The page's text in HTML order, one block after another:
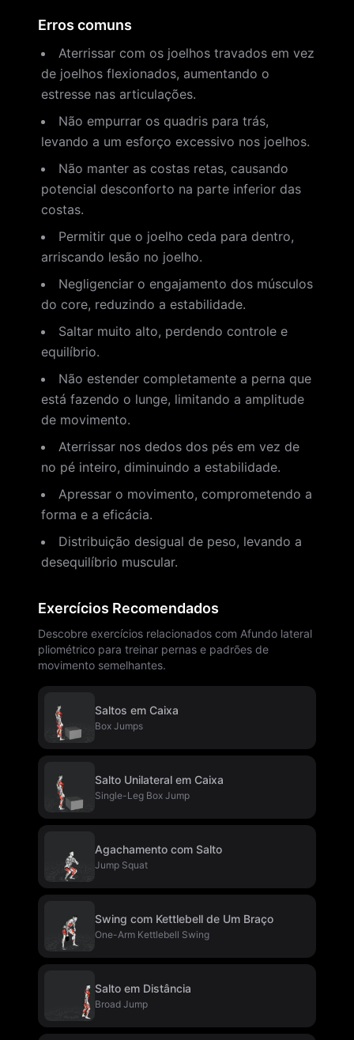
Erros comuns
Aterrissar com os joelhos travados em vez
de joelhos flexionados, aumentando o
estresse nas articulações.
Não empurrar os quadris para trás,
levando a um esforço excessivo nos joelhos.
Não manter as costas retas, causando
potencial desconforto na parte inferior das
costas.
Permitir que o joelho ceda para dentro,
arriscando lesão no joelho.
Negligenciar o engajamento dos músculos
do core, reduzindo a estabilidade.
Saltar muito alto, perdendo controle e
equilíbrio.
Não estender completamente a perna que
está fazendo o lunge, limitando a amplitude
de movimento.
Aterrissar nos dedos dos pés em vez de
no pé inteiro, diminuindo a estabilidade.
Apressar o movimento, comprometendo a
forma e a eficácia.
Distribuição desigual de peso, levando a
desequilíbrio muscular.
Exercícios Recomendados
Descobre exercícios relacionados com Afundo lateral
pliométrico para treinar pernas e padrões de
movimento semelhantes.
Saltos em Caixa
Box Jumps
Salto Unilateral em Caixa
Single-Leg Box Jump
Agachamento com Salto
Jump Squat
Swing com Kettlebell de Um Braço
One-Arm Kettlebell Swing
Salto em Distância
Broad Jump